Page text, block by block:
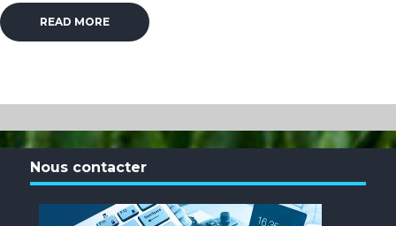
READ MORE
Nous contacter